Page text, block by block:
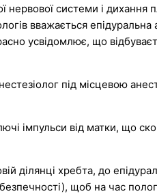
нервової системи і дихання
вважається епідуральна
усвідомлює, що
під місцевою
імпульси від матки, що
ділянці хребта, до
щоб на час